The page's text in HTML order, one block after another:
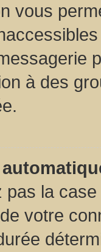
vous
à des
pas la case
votre